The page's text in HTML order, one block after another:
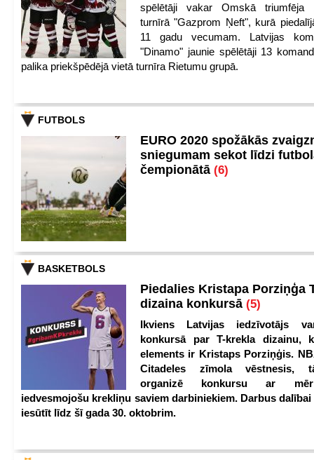
spēlētāji vakar Omskā triumfēja
turnīrā "Gazprom Ņeft", kurā
11 gadu vecumam. Latvijas
"Dinamo" jaunie spēlētāji 13
palika priekšpēdējā vietā turnīra Rietumu grupā.
FUTBOLS
EURO 2020 spožākās
sniegumam sekot līdzi
čempionātā (6)
BASKETBOLS
Piedalies Kristapa Porziņģa
dizaina konkursā (5)
Ikviens Latvijas iedzīvotājs
konkursā par T-krekla dizainu,
elements ir Kristaps Porziņģis.
Citadeles zīmola vēstnesis,
organizē konkursu ar
iedvesmojošu krekliņu saviem darbiniekiem. Darbus
iesūtīt līdz šī gada 30. oktobrim.